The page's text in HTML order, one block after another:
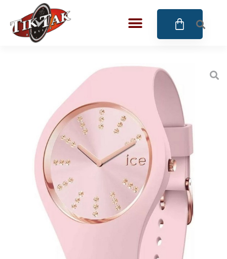
BIGOTTI Milano
CALYPSO
CANGO & RINALDI
CANGO & RINALDI CHARM
CANGO&RINALDI KARÓRÁK